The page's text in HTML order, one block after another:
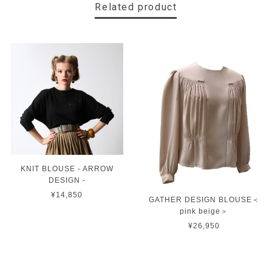
Related product
KNIT BLOUSE - ARROW
DESIGN -
¥14,850
GATHER DESIGN BLOUSE＜
pink beige＞
¥26,950